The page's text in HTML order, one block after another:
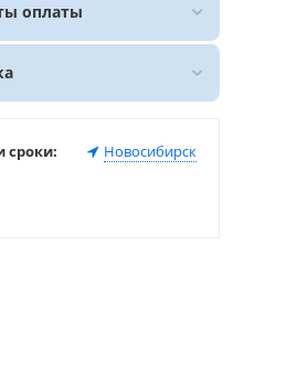
оплаты
сроки: Новосибирск